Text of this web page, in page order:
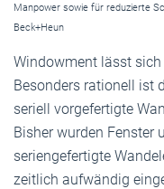
Manpower sowie für reduzierte
Beck+Heun
Windowment lässt
Besonders rationell ist
seriell vorgefertigte
Bisher wurden Fenster
seriengefertigte
zeitlich aufwändig